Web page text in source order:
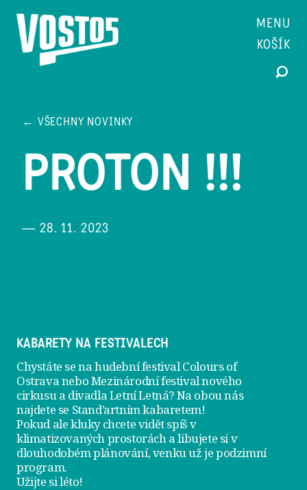
MENU
KOŠÍK
← VŠECHNY NOVINKY
PROTON !!!
— 28. 11. 2023
KABARETY NA FESTIVALECH
Chystáte se na hudební festival Colours of
Ostrava nebo Mezinárodní festival nového
cirkusu a divadla Letní Letná? Na obou nás
najdete se Stand’artním kabaretem!
Pokud ale kluky chcete vidět spíš v
klimatizovaných prostorách a libujete si v
dlouhodobém plánování, venku už jepodzimní
program.
Užijte si léto!